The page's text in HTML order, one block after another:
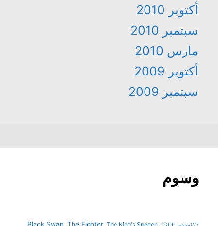
أكتوبر 2010
سبتمبر 2010
مارس 2010
أكتوبر 2009
سبتمبر 2009
وسوم
Black Swan The Fighter The King's Speech